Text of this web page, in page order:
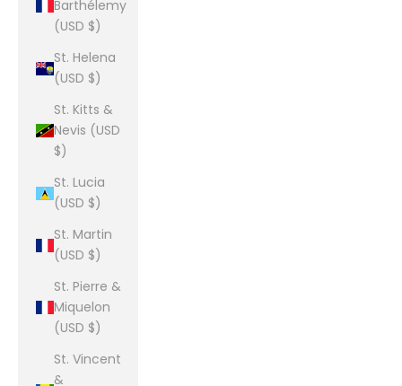
Barthélemy
(USD $)
St. Helena
(USD $)
St. Kitts &
Nevis (USD
$)
St. Lucia
(USD $)
St. Martin
(USD $)
St. Pierre &
Miquelon
(USD $)
St. Vincent
&